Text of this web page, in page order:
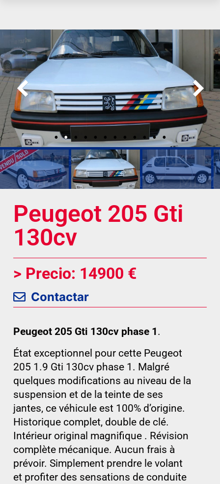
Peugeot 205 Gti
130cv
> Precio: 14900 €
Contactar
Peugeot 205 Gti 130cv phase 1.
État exceptionnel pour cette Peugeot
205 1.9 Gti 130cv phase 1. Malgré
quelques modifications au niveau de la
suspension et de la teinte de ses
jantes, ce véhicule est 100% d’origine.
Historique complet, double de clé.
Intérieur original magnifique . Révision
complète mécanique. Aucun frais à
prévoir. Simplement prendre le volant
et profiter des sensations de conduite